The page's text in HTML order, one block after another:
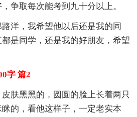
争取每次能考到九十分以上。
洋，我希望他以后还是我的同
是同学，还是我的好朋友，希望
字 篇2
肤黑黑的，圆圆的脸上长着两只
的，看他这样子，一定老实本